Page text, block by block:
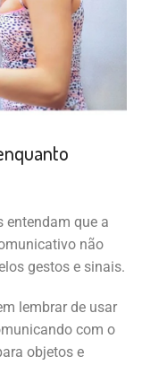
entendam que a
não
gestos e sinais.
lembrar de usar
com o
objetos e